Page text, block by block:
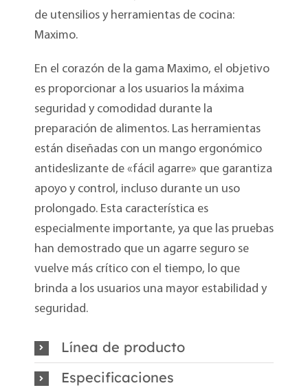
de utensilios y herramientas de cocina:
Maximo.
En el corazón de la gama Maximo, el objetivo
es proporcionar a los usuarios la máxima
seguridad y comodidad durante la
preparación de alimentos. Las herramientas
están diseñadas con un mango ergonómico
antideslizante de «fácil agarre» que garantiza
apoyo y control, incluso durante un uso
prolongado. Esta característica es
especialmente importante, ya que las pruebas
han demostrado que un agarre seguro se
vuelve más crítico con el tiempo, lo que
brinda a los usuarios una mayor estabilidad y
seguridad.
Línea de producto
Especificaciones